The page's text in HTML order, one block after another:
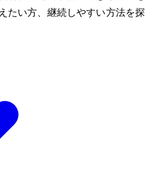
たい方、継続しやすい方法を探